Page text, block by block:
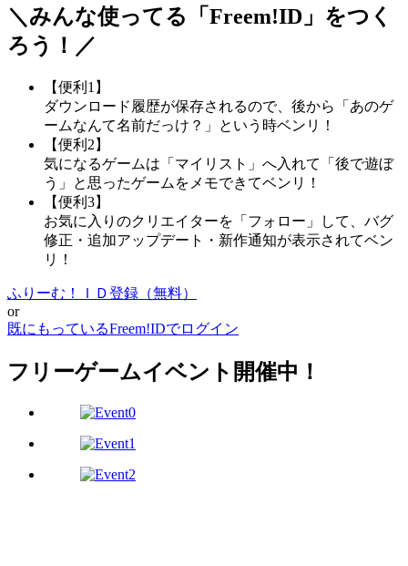
＼みんな使ってる「 Freem!ID 」をつく
ろう！／
【便利1】
ダウンロード履歴が保存されるので、後から「あのゲ
ームなんて名前だっけ？」という時ベンリ！
【便利2】
気になるゲームは「マイリスト」へ入れて「後で遊ぼ
う」と思ったゲームをメモできてベンリ！
【便利3】
お気に入りのクリエイターを「フォロー」して、バグ
修正・追加アップデート・新作通知が表示されてベン
リ！
ふりーむ！ＩＤ登録（無料）
or
既にもっているFreem!IDでログイン
フリーゲームイベント開催中！